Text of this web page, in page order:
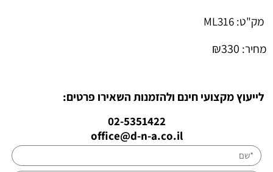
מק"ט: ML316
מחיר:
₪330
לייעוץ מקצועי חינם ולהזמנות השאירו פרטים:
02-5351422
office@d-n-a.co.il